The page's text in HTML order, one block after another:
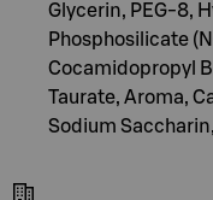
Glycerin, PEG-8,
Phosphosilicate
Cocamidopropyl
Taurate, Aroma,
Sodium